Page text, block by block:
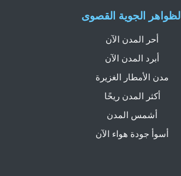
الظواهر الجوية القصوى
أحر المدن الآن
أبرد المدن الآن
مدن الأمطار الغزيرة
أكثر المدن ريحًا
أشمس المدن
أسوأ جودة هواء الآن